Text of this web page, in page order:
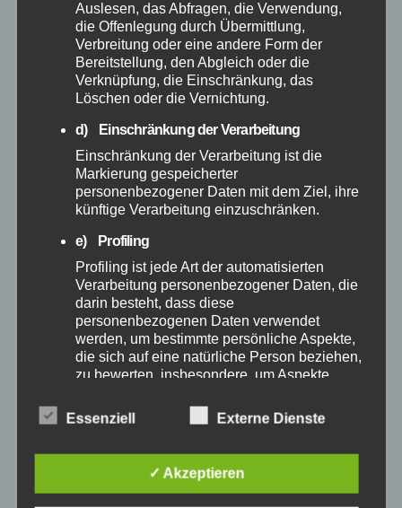
April 2025
März 2025
Februar 2025
Januar 2025
November 2024
Oktober 2024
September 2024
August 2024
Auslesen, das Abfragen, die Verwendung,
die Offenlegung durch Übermittlung,
Verbreitung oder eine andere Form der
Bereitstellung, den Abgleich oder die
Verknüpfung, die Einschränkung, das
Löschen oder die Vernichtung.
d) Einschränkung der Verarbeitung
Einschränkung der Verarbeitung ist die
Markierung gespeicherter
personenbezogener Daten mit dem Ziel, ihre
künftige Verarbeitung einzuschränken.
e) Profiling
Profiling ist jede Art der automatisierten
Verarbeitung personenbezogener Daten, die
darin besteht, dass diese
personenbezogenen Daten verwendet
werden, um bestimmte persönliche Aspekte,
die sich auf eine natürliche Person beziehen,
zu bewerten, insbesondere, um Aspekte
Lage, Gesundheit, persönlicher Vorlieben,
Interessen, Zuverlässigkeit, Verhalten,
natürlichen Person zu analysieren oder
vorherzusagen.
Essenziell Externe Dienste
✓ Akzeptieren